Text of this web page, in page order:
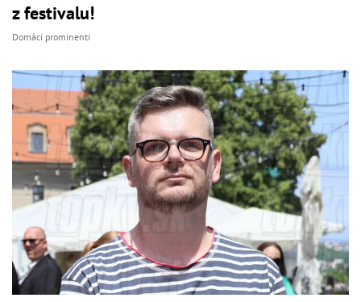
z festivalu!
Domáci prominenti